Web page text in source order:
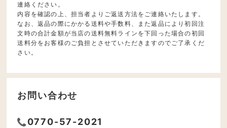
連絡ください。
内容を確認の上、担当者よりご返送方法をご連絡いたします。
なお、返品の際にかかる送料や手数料、また返品により初回注
文時の合計金額が当店の送料無料ラインを下回った場合の初回
送料分をお客様のご負担とさせていただきますのでご了承くだ
さい。
お問い合わせ
0770-57-2021